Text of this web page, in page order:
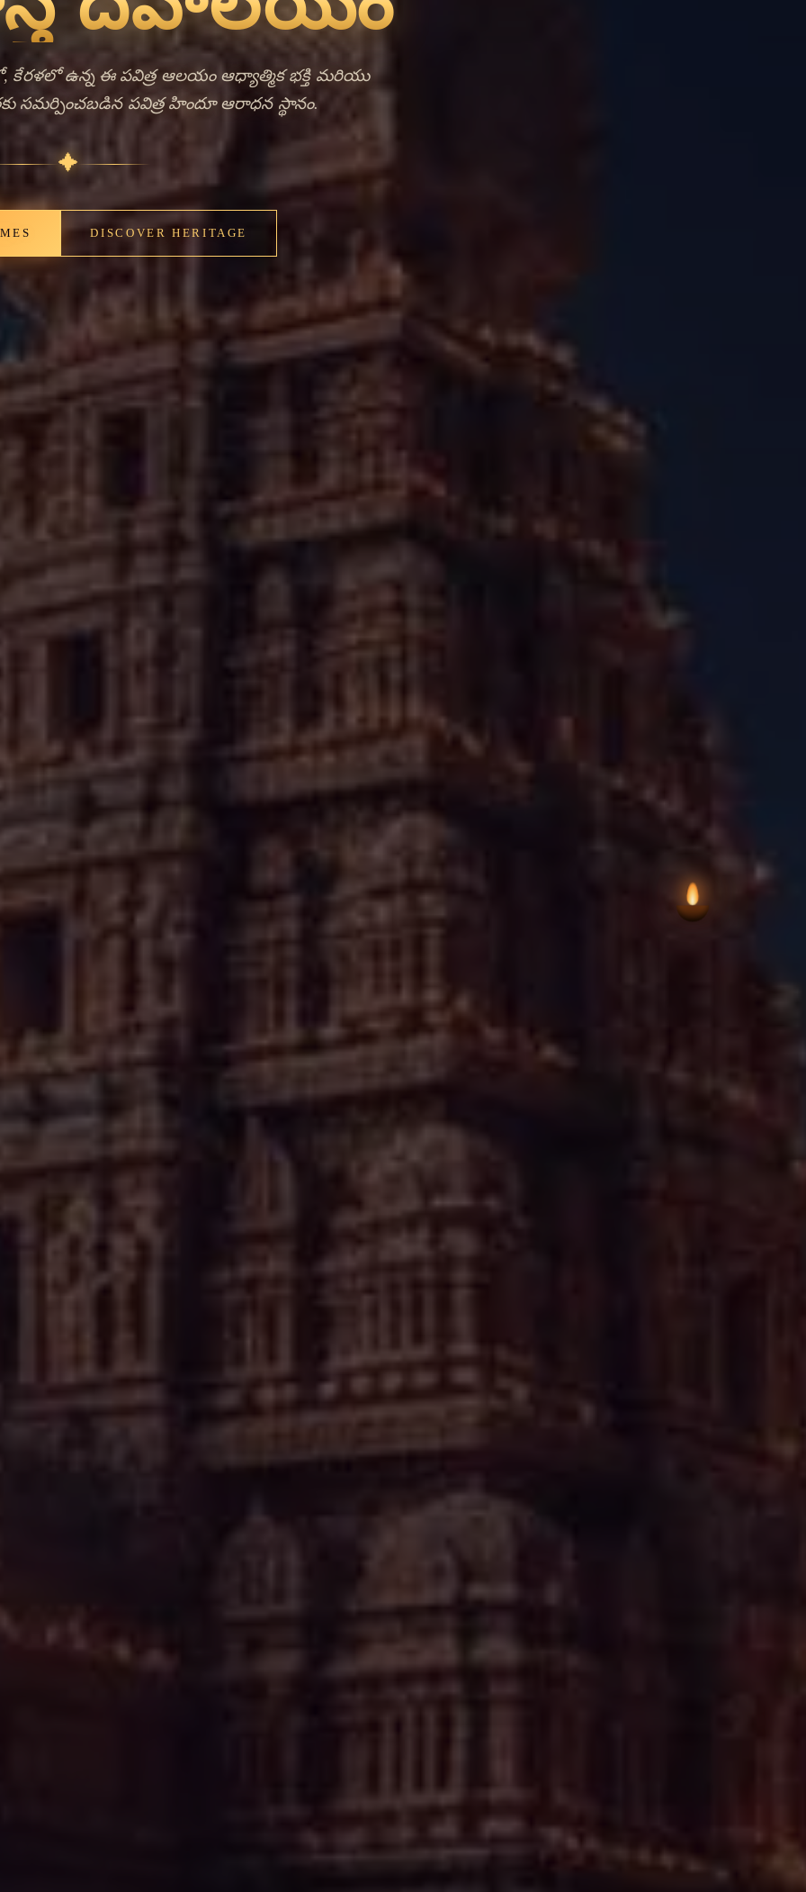
Faith
ఉన్నాయి, ఇది కేరళ యొక్క సాంస్కృతిక దృశ్యంలో
పట్టణం. ఈ దేవాలయం హిందూ ఆరాధన మరియు
ఈ ప్రాంతం యొక్క లోతైన ధార్మిక సంప్రదాయాలను
కేరళలో తీర్థయాత్ర మరియు విశ్వాసం యొక్క కేంద్రంగా
ఈ దేవాలయం భక్తులు దేవుని దర్శనం కోసం మరియు
దేవాలయం ఈ ప్రాంతంలో హిందూ ఆరాధన యొక్క జీవంత
దేవదర్శన కోసం సంప్రదాయ సంస్కారాలు మరియు
సందర్శకులను స్వాగతం చేస్తుంది. కేరళ యొక్క హిందూ
నిమగ్నత కోసం ఆశీర్వాదం చేసే వారికి పతనామ్థిట్ట
దేవాలయం యొక్క ఉనికి ప్రదర్శిస్తుంది.